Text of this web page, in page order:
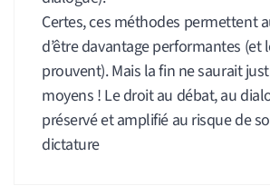
Certes, ces méthodes permettent
d’être davantage performantes (et
prouvent). Mais la fin ne saurait
moyens ! Le droit au débat, au
préservé et amplifié au risque de
dictature